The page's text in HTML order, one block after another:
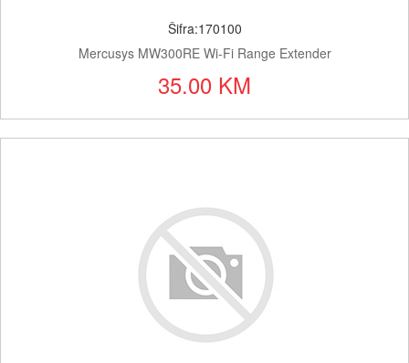
Šifra:170100
Mercusys MW300RE Wi-Fi Range Extender
35.00 KM